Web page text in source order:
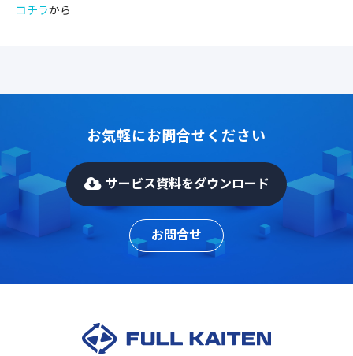
コチラから
お気軽にお問合せください
サービス資料をダウンロード
お問合せ